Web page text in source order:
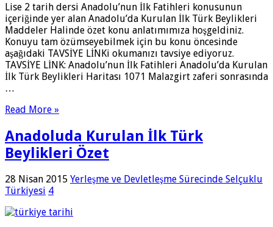
Lise 2 tarih dersi Anadolu’nun İlk Fatihleri konusunun
içeriğinde yer alan Anadolu’da Kurulan İlk Türk Beylikleri
Maddeler Halinde özet konu anlatımımıza hoşgeldiniz.
Konuyu tam özümseyebilmek için bu konu öncesinde
aşağıdaki TAVSİYE LİNKi okumanızı tavsiye ediyoruz.
TAVSİYE LİNK: Anadolu’nun İlk Fatihleri Anadolu’da Kurulan
İlk Türk Beylikleri Haritası 1071 Malazgirt zaferi sonrasında
…
Read More »
Anadoluda Kurulan İlk Türk
Beylikleri Özet
28 Nisan 2015 Yerleşme ve Devletleşme Sürecinde Selçuklu
Türkiyesi 4